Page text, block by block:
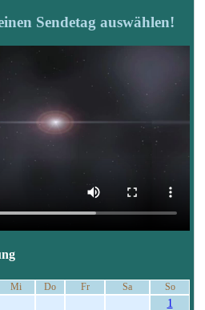
Sendetag auswählen!
Mi Do Fr Sa So
1